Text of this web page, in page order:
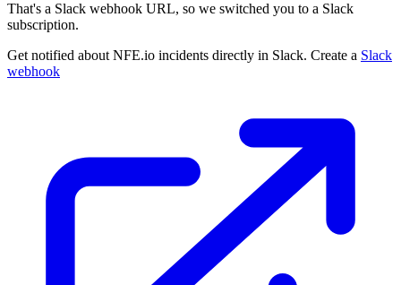
That's a Slack webhook URL, so we switched you to a Slack
subscription.
Get notified about NFE.io incidents directly in Slack. Create a Slack
webhook